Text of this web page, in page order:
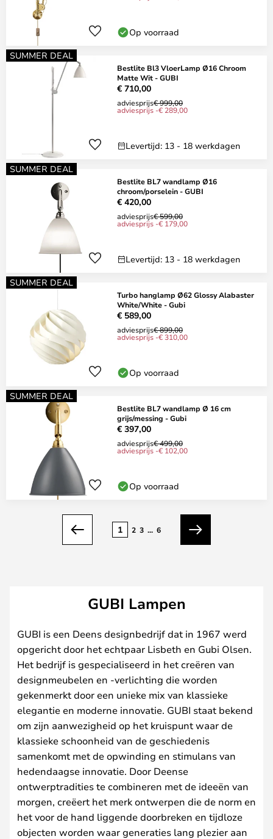
Op voorraad
SUMMER DEAL
Bestlite Bl3 VloerLamp Ø16 Chroom
Matte Wit - GUBI
€ 710,00
adviesprijs€ 999,00
adviesprijs -€ 289,00
Levertijd: 13 - 18 werkdagen
SUMMER DEAL
Bestlite BL7 wandlamp Ø16
chroom/porselein - GUBI
€ 420,00
adviesprijs€ 599,00
adviesprijs -€ 179,00
Levertijd: 13 - 18 werkdagen
SUMMER DEAL
Turbo hanglamp Ø62 Glossy Alabaster
White/White - Gubi
€ 589,00
adviesprijs€ 899,00
adviesprijs -€ 310,00
Op voorraad
SUMMER DEAL
Bestlite BL7 wandlamp Ø 16 cm
grijs/messing - Gubi
€ 397,00
adviesprijs€ 499,00
adviesprijs -€ 102,00
Op voorraad
Vorige
1 2 3 ... 6
Volgende
GUBI Lampen
GUBI is een Deens designbedrijf dat in 1967 werd
opgericht door het echtpaar Lisbeth en Gubi Olsen.
Het bedrijf is gespecialiseerd in het creëren van
designmeubelen en -verlichting die worden
gekenmerkt door een unieke mix van klassieke
elegantie en moderne innovatie. GUBI staat bekend
om zijn aanwezigheid op het kruispunt waar de
klassieke schoonheid van de geschiedenis
samenkomt met de opwinding en stimulans van
hedendaagse innovatie. Door Deense
ontwerptradities te combineren met de ideeën van
morgen, creëert het merk ontwerpen die de norm en
het voor de hand liggende doorbreken en tijdloze
objecten worden waar generaties lang plezier aan